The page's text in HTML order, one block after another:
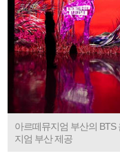
아르떼뮤지엄 부산의
지엄 부산 제공